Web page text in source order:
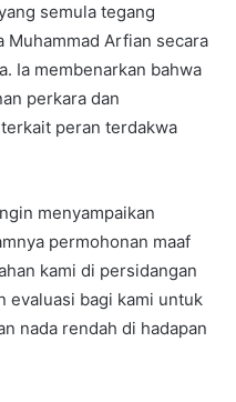
semula tegang
Arfian secara
Ia membenarkan bahwa
perkara dan
peran terdakwa
menyampaikan
permohonan maaf
kami di persidangan
evaluasi bagi kami untuk
nada rendah di hadapan